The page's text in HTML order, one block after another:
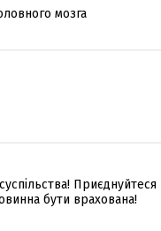
мозга
Приєднуйтеся
бути врахована!